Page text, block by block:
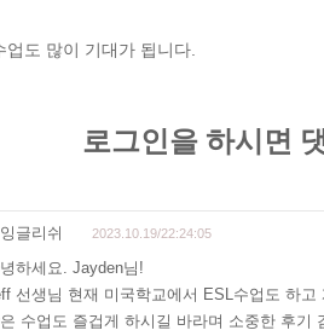
업도 많이 기대가 됩니다.